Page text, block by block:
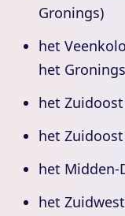
Gronings)
het
het
het
het
het Midden-
het